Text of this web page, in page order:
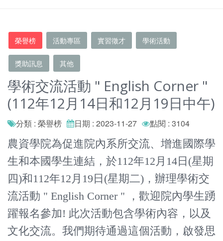
榮譽榜 活動專區 實習徵才 學術活動
獎助訊息 其他
學術交流活動 " English Corner "
(112年12月14日和12月19日中午)
分類 : 榮譽榜 日期 : 2023-11-27 點閱 : 3104
農資學院為促進院內系所交流、增進國際學
生和本國學生連結，於112年12月14日(星期
四)和112年12月19日(星期二)，辦理學術交
流活動 " English Corner " ，歡迎院內學生踴
躍報名參加! 此次活動包含學術內容，以及
文化交流。我們期待通過這個活動，啟發思